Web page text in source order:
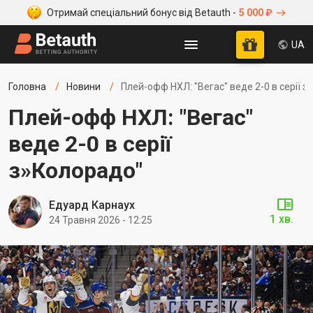
Отримай спеціальний бонус від Betauth - 5 000 ₽
UA
Головна Новини Плей-офф НХЛ: "Вегас" веде 2-0 в серії
Плей-офф НХЛ: "Вегас"
веде 2-0 в серії
з»Колорадо"
Едуард Карнаух
24 Травня 2026 - 12:25 1 хв.